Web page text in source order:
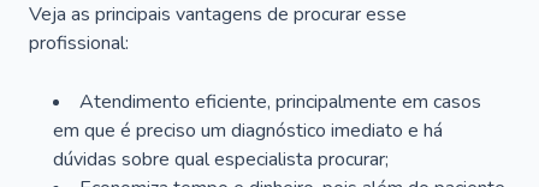
Veja as principais vantagens de procurar esse
profissional:
Atendimento eficiente, principalmente em casos
em que é preciso um diagnóstico imediato e há
dúvidas sobre qual especialista procurar;